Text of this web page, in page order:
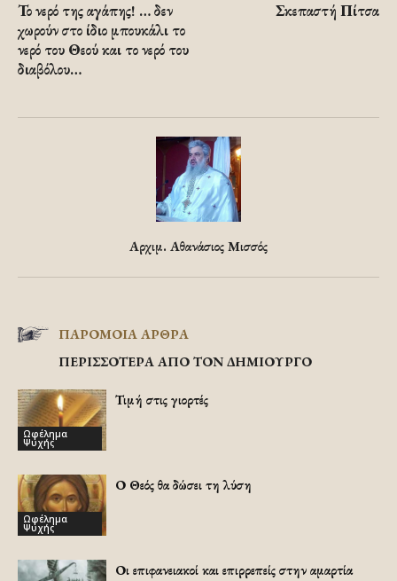
Το νερό της αγάπης! … δεν
χωρούν στο ίδιο μπουκάλι το
νερό του Θεού και το νερό του
διαβόλου…
Σκεπαστή Πίτσα
Αρχιμ. Αθανάσιος Μισσός
ΠΑΡΟΜΟΙΑ ΑΡΘΡΑ
ΠΕΡΙΣΣΟΤΕΡΑ ΑΠΟ ΤΟΝ ΔΗΜΙΟΥΡΓΟ
Ωφέλημα
Ψυχής
Τιμή στις γιορτές
Ωφέλημα
Ψυχής
Ο Θεός θα δώσει τη λύση
Οι επιφανειακοί και επιρρεπείς στην αμαρτία